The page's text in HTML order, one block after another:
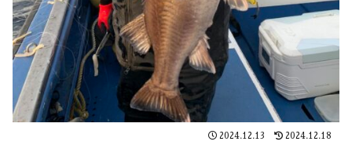
2024.12.13 2024.12.18